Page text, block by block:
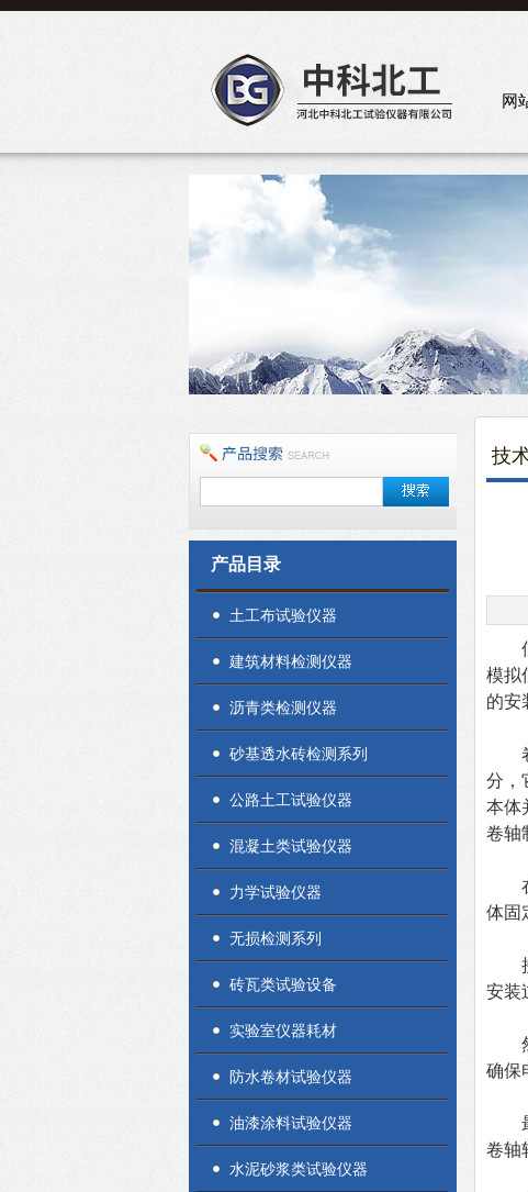
网
产品目录
土工布试验仪器
建筑材料检测仪器
沥青类检测仪器
砂基透水砖检测系列
公路土工试验仪器
混凝土类试验仪器
力学试验仪器
无损检测系列
砖瓦类试验设备
实验室仪器耗材
防水卷材试验仪器
油漆涂料试验仪器
水泥砂浆类试验仪器
技
低
模拟
的安
卷
分，
本体
卷轴
在
体固
接
安装
然
确保
最
卷轴